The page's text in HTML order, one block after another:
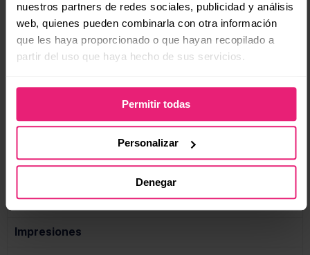
nuestros partners de redes sociales, publicidad y análisis
web, quienes pueden combinarla con otra información
que les haya proporcionado o que hayan recopilado a
partir del uso que haya hecho de sus servicios.
Permitir todas
Personalizar
Denegar
Enlaces internos
deben estar enlazadas para que así el usuario y el
robot de los buscadores puedan navegar más fácil.
principal se posicione ya que se le da prioridad por los
enlaces internos que dirigen a esta.
GoogleBot
Impresiones